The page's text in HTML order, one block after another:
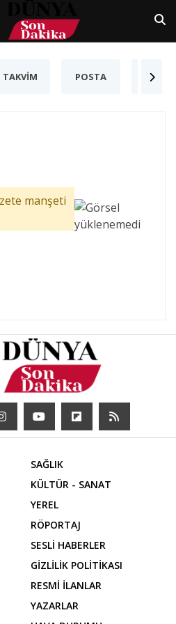
TAKVİM POSTA MİLAT
manşeti
SAĞLIK
KÜLTÜR - SANAT
YEREL
RÖPORTAJ
SESLİ HABERLER
GİZLİLİK POLİTİKASI
RESMİ İLANLAR
YAZARLAR